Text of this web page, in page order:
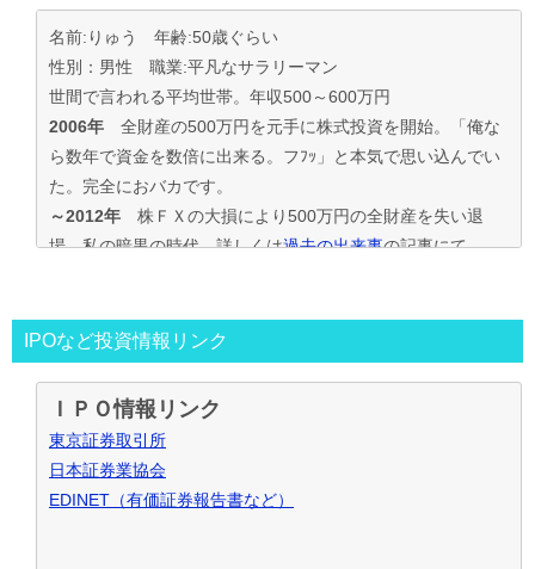
名前:りゅう 年齢:50歳ぐらい
性別：男性 職業:平凡なサラリーマン
世間で言われる平均世帯。年収500～600万円
2006年 全財産の500万円を元手に株式投資を開始。「俺な
ら数年で資金を数倍に出来る。フﾌｯ」と本気で思い込んでい
た。完全におバカです。
～2012年 株ＦＸの大損により500万円の全財産を失い退
場。私の暗黒の時代。詳しくは過去の出来事の記事にて
投資の王道は手堅くｺﾂｺﾂ長期間、実践して利益を積上げて行
く事と気付く。
IPO投資で毎年50万円ずつ増やす目標。
～2016年目標を大きく上回り500万円の大損分を取り戻す
事が出来た。
2017年～資金も順調に増えたのでIPO投資資金を500万円
で残りの資金でIPOｾｶﾝﾀﾞﾘｰ･ﾛﾎﾞｱﾄﾞﾊﾞｲｻﾞｰ･ｿｰｼｬﾙﾚﾝﾃﾞｨﾝｸﾞ･暴
IPOなど投資情報リンク
ＩＰＯ情報リンク
東京証券取引所
日本証券業協会
EDINET（有価証券報告書など）